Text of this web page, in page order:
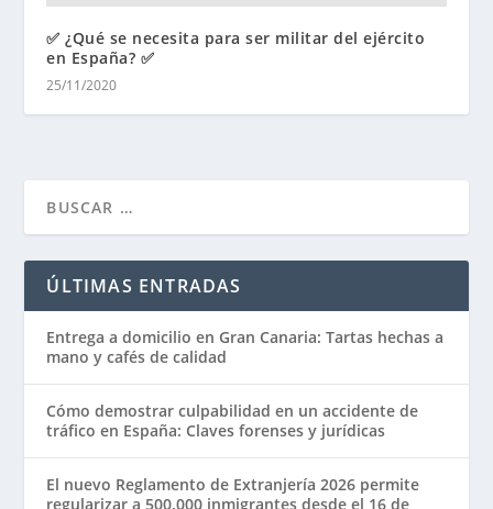
✅ ¿Qué se necesita para ser militar del ejército
en España? ✅
25/11/2020
ÚLTIMAS ENTRADAS
Entrega a domicilio en Gran Canaria: Tartas hechas a
mano y cafés de calidad
Cómo demostrar culpabilidad en un accidente de
tráfico en España: Claves forenses y jurídicas
El nuevo Reglamento de Extranjería 2026 permite
regularizar a 500.000 inmigrantes desde el 16 de